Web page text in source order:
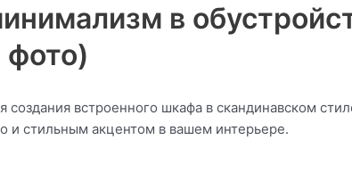
в
фото)
встроенного шкафа в скандинавском
и стильным акцентом в вашем интерьере.